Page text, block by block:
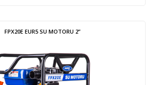
FPX20E EUR5 SU MOTORU 2”